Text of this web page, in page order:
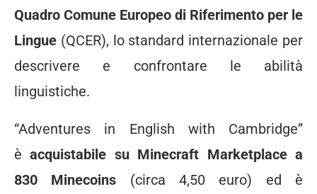
Quadro Comune Europeo di Riferimento per le
Lingue (QCER), lo standard internazionale per
descrivere e confrontare le abilità
linguistiche.
“Adventures in English with Cambridge”
èacquistabile su Minecraft Marketplace a
830 Minecoins (circa 4,50 euro) ed è